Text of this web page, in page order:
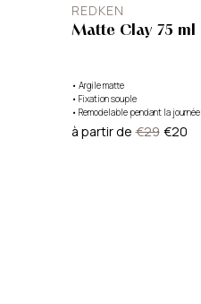
REDKEN
Matte Clay 75 ml
• Argile matte
• Fixation souple
• Remodelable pendant la journée
à partir de €29 €20